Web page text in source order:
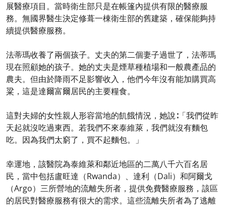
展醫療項目。當時衛生部只是在帳篷內提供有限的醫療服
務。無國界醫生決定修葺一棟衛生部的舊建築，確保能夠持
續提供醫療服務。
法蒂瑪收養了兩個孩子。丈夫的第二個妻子過世了，法蒂瑪
現在照顧她的孩子。她的丈夫是煙草種植場和一般農產品的
農夫。但由於降雨不足影響收入，他們今年沒有能加購買高
粱，這是達爾富爾居民的主要糧食。
這對夫婦的女性親人形容當地的飢餓情況，她說∶「我們從昨
天起就沒吃過東西。若我們不來泰維萊，我們就沒有麵包
吃。因為我們太窮了，買不起麵包。」
幸運地，該醫院為泰維萊和鄰近地區的二萬八千六百名居
民，當中包括盧旺達（Rwanda）、達利（Dali）和阿爾戈
（Argo）三所營地的流離失所者，提供免費醫療服務，該區
的居民對醫療服務有很大的需求。這些流離失所者為了逃離